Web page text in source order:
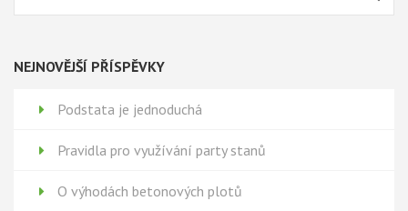
NEJNOVĚJŠÍ PŘÍSPĚVKY
Podstata je jednoduchá
Pravidla pro využívání party stanů
O výhodách betonových plotů